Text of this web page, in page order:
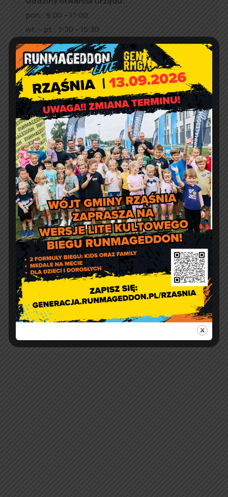
pon.: 9:00 – 17:00
wt. – pt.: 7:30 – 15:30
Jakość powietrza